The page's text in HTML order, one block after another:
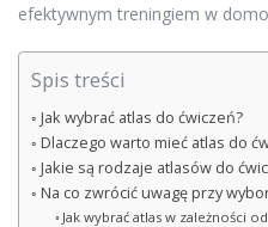
efektywnym treningiem w
Spis treści
Jak wybrać atlas do ćwiczeń?
Dlaczego warto mieć atlas do
Jakie są rodzaje atlasów do
Na co zwrócić uwagę przy
Jak wybrać atlas w zależności